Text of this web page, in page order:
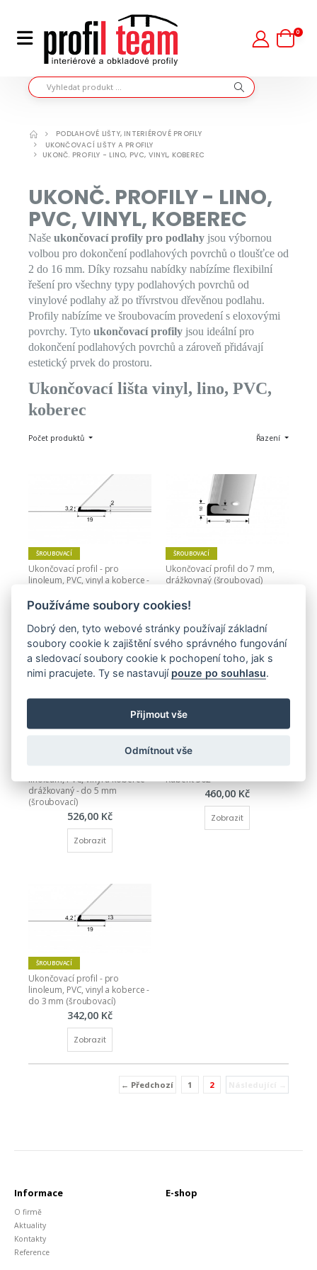
0
PODLAHOVÉ LIŠTY, INTERIÉROVÉ PROFILY
UKONČOVACÍ LIŠTY A PROFILY
UKONČ. PROFILY - LINO, PVC, VINYL, KOBEREC
UKONČ. PROFILY - LINO,
PVC, VINYL, KOBEREC
Naše ukončovací profily pro podlahy jsou výbornou
volbou pro dokončení podlahových povrchů o tloušťce od
2 do 16 mm. Díky rozsahu nabídky nabízíme flexibilní
řešení pro všechny typy podlahových povrchů od
vinylové podlahy až po třívrstvou dřevěnou podlahu.
Profily nabízíme ve šroubovacím provedení s eloxovými
povrchy. Tyto ukončovací profily jsou ideální pro
dokončení podlahových povrchů a zároveň přidávají
estetický prvek do prostoru.
Ukončovací lišta vinyl, lino, PVC,
koberec
Počet produktů Řazení
ŠROUBOVACÍ
Ukončovací profil - pro
linoleum, PVC, vinyl a koberce -
340,00 Kč
Zobrazit
ŠROUBOVACÍ
Ukončovací profil do 7 mm,
drážkovnaý (šroubovací)
Zobrazit
linoleum, PVC, vinyl a koberce -
drážkovaný - do 5 mm
(šroubovací)
526,00 Kč
Zobrazit
ŠROUBOVACÍ
Küberit 362
460,00 Kč
Zobrazit
ŠROUBOVACÍ
Ukončovací profil - pro
linoleum, PVC, vinyl a koberce -
do 3 mm (šroubovací)
342,00 Kč
Zobrazit
← Předchozí 1 2(current)
Informace
O firmě
Aktuality
Kontakty
Reference
E-shop
Používáme soubory cookies!
Dobrý den, tyto webové stránky používají základní
soubory cookie k zajištění svého správného fungování
a sledovací soubory cookie k pochopení toho, jak s
nimi pracujete. Ty se nastavují pouze po souhlasu.
Přijmout vše
Odmítnout vše